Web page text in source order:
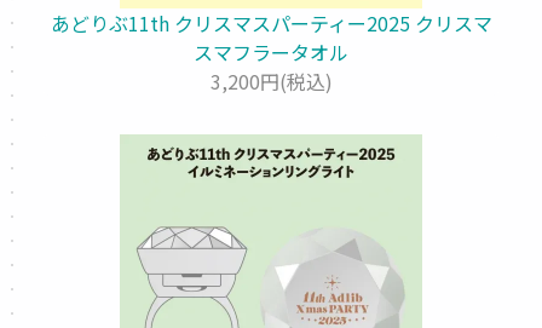
あどりぶ11th クリスマスパーティー2025 クリスマ
スマフラータオル
3,200円(税込)